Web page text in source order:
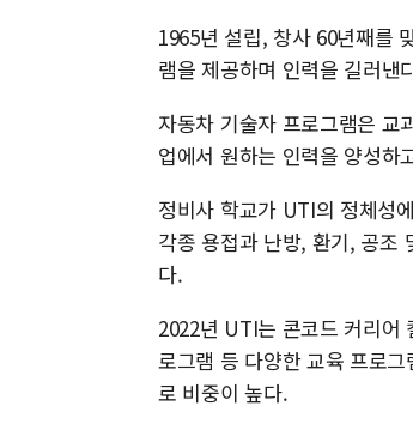
1965년 설립, 창사 60년째를
램을 제공하며 인력을 길러낸
자동차 기술자 프로그램은 교
업에서 원하는 인력을 양성하
정비사 학교가 UTI의 정체성
각종 용접과 난방, 환기, 공조
다.
2022년 UTI는 콘코드 커리어
로그램 등 다양한 교육 프로
로 비중이 높다.